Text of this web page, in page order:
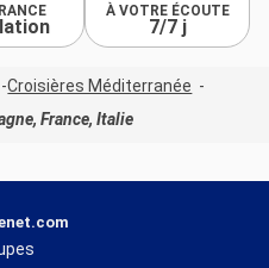
À VOTRE ÉCOUTE
7/7 j
Croisières Méditerranée
France, Italie